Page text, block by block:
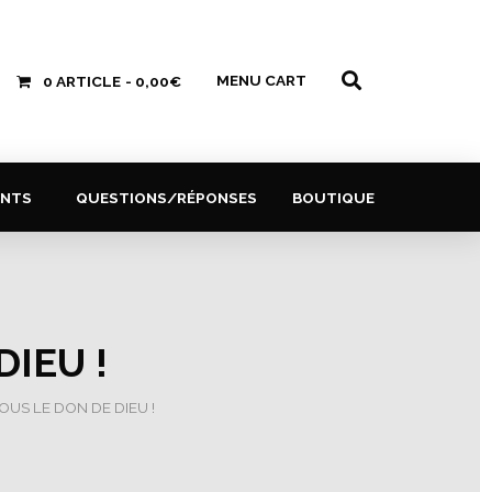
0 ARTICLE 0,00€ MENU CART
QUESTIONS/RÉPONSES BOUTIQUE
!
LE DON DE DIEU !